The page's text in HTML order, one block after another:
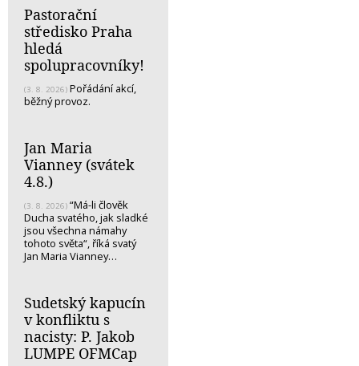
Pastorační
středisko Praha
hledá
spolupracovníky!
(3. 8. 2026) Pořádání akcí,
běžný provoz.
Jan Maria
Vianney (svátek
4.8.)
(3. 8. 2026) “Má-li člověk
Ducha svatého, jak sladké
jsou všechna námahy
tohoto světa“, říká svatý
Jan Maria Vianney…
Sudetský kapucín
v konfliktu s
nacisty: P. Jakob
LUMPE OFMCap